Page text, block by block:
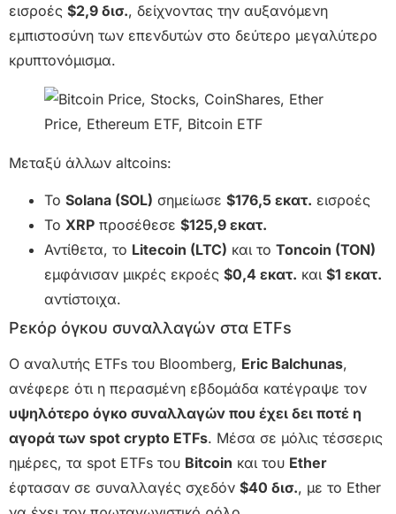
εισροές $2,9 δισ., δείχνοντας την αυξανόμενη
εμπιστοσύνη των επενδυτών στο δεύτερο μεγαλύτερο
κρυπτονόμισμα.
Μεταξύ άλλων altcoins:
Το Solana (SOL) σημείωσε $176,5 εκατ. εισροές
Το XRP προσέθεσε $125,9 εκατ.
Αντίθετα, το Litecoin (LTC) και το Toncoin (TON)
εμφάνισαν μικρές εκροές $0,4 εκατ. και $1 εκατ.
αντίστοιχα.
Ρεκόρ όγκου συναλλαγών στα ETFs
Ο αναλυτής ETFs του Bloomberg, Eric Balchunas,
ανέφερε ότι η περασμένη εβδομάδα κατέγραψε τον
υψηλότερο όγκο συναλλαγών που έχει δει ποτέ η
αγορά των spot crypto ETFs. Μέσα σε μόλις τέσσερις
ημέρες, τα spot ETFs του Bitcoin και του Ether
έφτασαν σε συναλλαγές σχεδόν $40 δισ., με το Ether